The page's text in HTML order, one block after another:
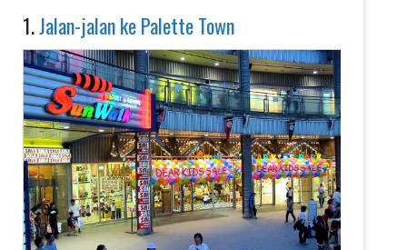
1.Jalan-jalan ke Palette Town